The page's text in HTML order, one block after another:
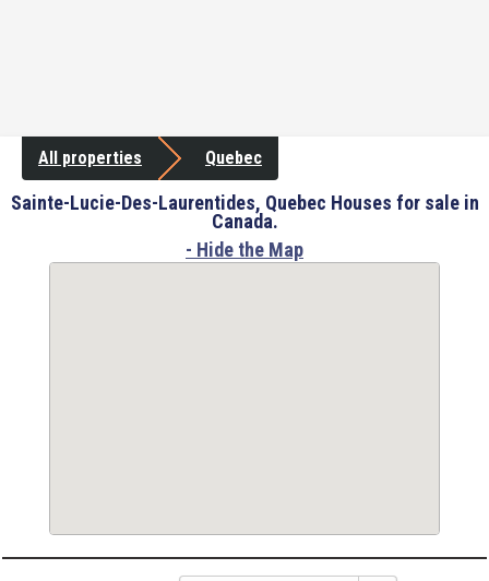
All properties Quebec
Sainte-Lucie-Des-Laurentides, Quebec Houses for sale in
Canada.
- Hide the Map